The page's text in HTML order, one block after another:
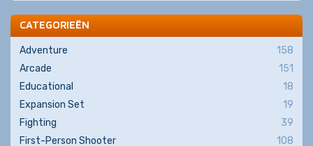
CATEGORIEËN
Adventure
158
Arcade
151
Educational
18
Expansion Set
19
Fighting
39
First-Person Shooter
108